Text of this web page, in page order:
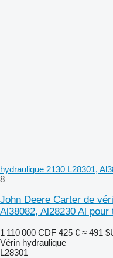
hydraulique 2130 L28301,
8
John Deere Carter de
Al38082, Al28230 Al
1 110 000 CDF 425 € ≈ 491
Vérin hydraulique
L28301